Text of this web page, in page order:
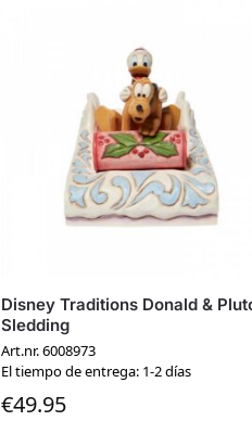
Disney Traditions Donald &
Sledding
Art.nr. 6008973
El tiempo de entrega: 1-2 días
€49.95